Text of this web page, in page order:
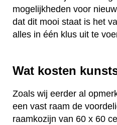
mogelijkheden voor
dat dit mooi staat is het
alles in één klus uit te
Wat kosten
Zoals wij eerder al
een vast raam de
raamkozijn van 60 x 60